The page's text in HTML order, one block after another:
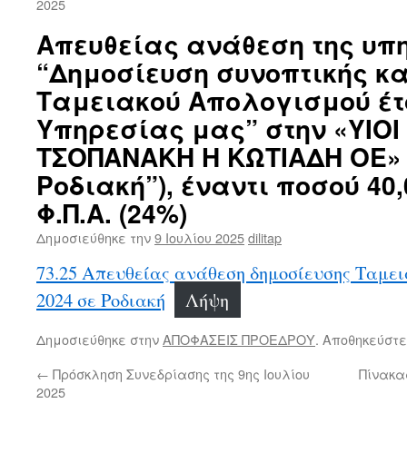
2025
Απευθείας ανάθεση της
“Δημοσίευση συνοπτικής
Ταμειακού Απολογισμού
Υπηρεσίας μας” στην
ΤΣΟΠΑΝΑΚΗ Η ΚΩΤΙΑΔΗ ΟΕ»
Ροδιακή”), έναντι ποσού
Φ.Π.Α. (24%)
Δημοσιεύθηκε την9 Ιουλίου 2025dilitap
73.25 Απευθείας ανάθεση δημοσίευσης
2024 σε Ροδιακή
Λήψη
Δημοσιεύθηκε στηνΑΠΟΦΑΣΕΙΣ ΠΡΟΕΔΡΟΥ.
← Πρόσκληση Συνεδρίασης της 9ης Ιουλίου
2025